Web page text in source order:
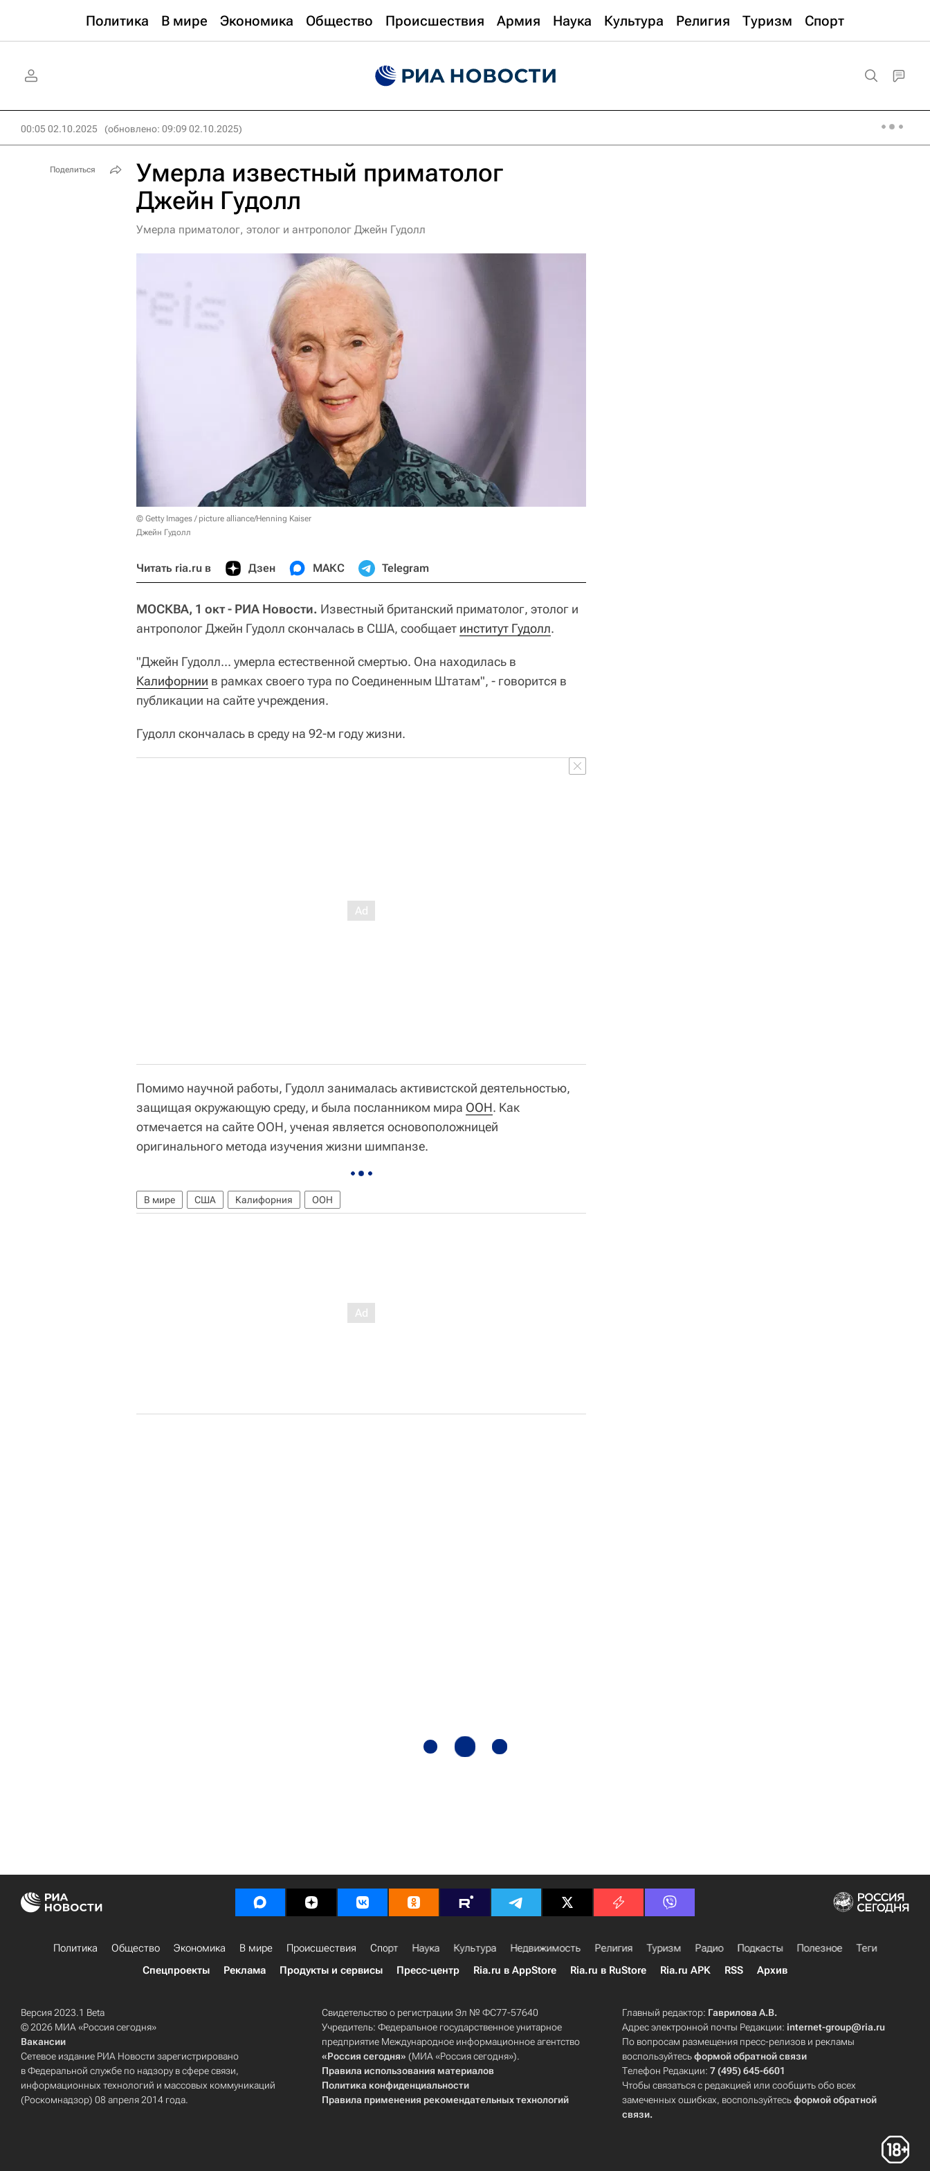
Политика В мире Экономика Общество Происшествия Армия Наука Культура Религия Туризм Спорт
00:05 02.10.2025 (обновлено: 09:09 02.10.2025)
Умерла известный приматолог
Джейн Гудолл
Умерла приматолог, этолог и антрополог Джейн Гудолл
© Getty Images / picture alliance/Henning Kaiser
Джейн Гудолл
Читать ria.ru в Дзен МАКС Telegram
МОСКВА, 1 окт - РИА Новости. Известный британский приматолог, этолог и
антрополог Джейн Гудолл скончалась в США, сообщает институт Гудолл.
"Джейн Гудолл... умерла естественной смертью. Она находилась в
Калифорнии в рамках своего тура по Соединенным Штатам", - говорится в
публикации на сайте учреждения.
Гудолл скончалась в среду на 92-м году жизни.
Помимо научной работы, Гудолл занималась активистской деятельностью,
защищая окружающую среду, и была посланником мира ООН. Как
отмечается на сайте ООН, ученая является основоположницей
оригинального метода изучения жизни шимпанзе.
В мире США Калифорния ООН
Поделиться
Политика Общество Экономика В мире Происшествия Спорт Наука Культура Недвижимость Религия Туризм Радио Подкасты Полезное
Теги
Спецпроекты
Реклама Продукты и сервисы Пресс-центр Ria.ru в AppStore Ria.ru в RuStore Ria.ru APK RSS Архив
Версия 2023.1 Beta
© 2026 МИА «Россия сегодня»
Вакансии
Сетевое издание РИА Новости зарегистрировано
в Федеральной службе по надзору в сфере связи,
информационных технологий и массовых коммуникаций
(Роскомнадзор) 08 апреля 2014 года.
Свидетельство о регистрации Эл № ФС77-57640
Учредитель: Федеральное государственное унитарное
предприятие Международное информационное агентство
«Россия сегодня» (МИА «Россия сегодня»).
Правила использования материалов
Политика конфиденциальности
Правила применения рекомендательных технологий
Главный редактор: Гаврилова А.В.
Адрес электронной почты Редакции:internet-group@ria.ru
По вопросам размещения пресс-релизов и рекламы
воспользуйтесьформой обратной связи
Телефон Редакции:7 (495) 645-6601
Чтобы связаться с редакцией или сообщить обо всех
замеченных ошибках, воспользуйтесьформой обратной
связи.